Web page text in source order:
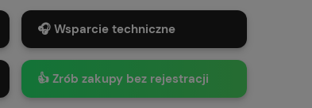
🎧 Wsparcie techniczne
👍 Zrób zakupy bez rejestracji